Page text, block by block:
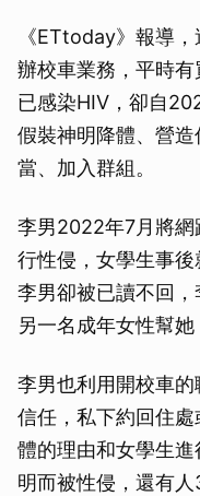
《ETtoday》報導
辦校車業務，平時
已感染HIV，卻自
假裝神明降體、營
當、加入群組。
李男2022年7月將網
行性侵，女學生事
李男卻被已讀不回
另一名成年女性幫她
李男也利用開校車
信任，私下約回住
體的理由和女學生
明而被性侵，還有人